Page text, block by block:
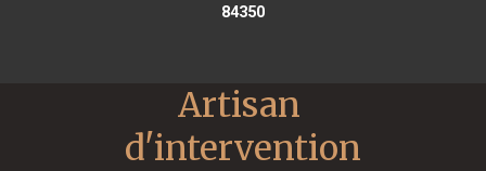
84350
Artisan
d'intervention